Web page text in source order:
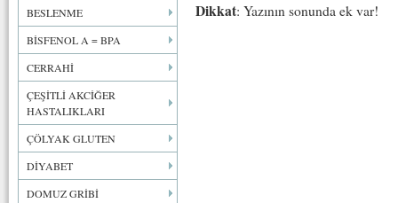
BESLENME
BİSFENOL A = BPA
CERRAHİ
ÇEŞİTLİ AKCİĞER
HASTALIKLARI
ÇÖLYAK GLUTEN
DİYABET
DOMUZ GRİBİ
Dikkat: Yazının sonunda ek var!